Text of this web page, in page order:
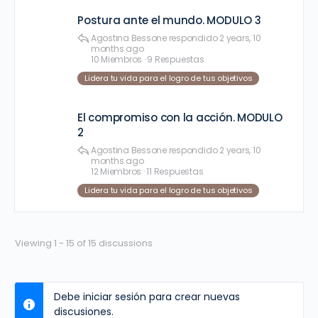
Postura ante el mundo. MODULO 3
Agostina Bessonerespondido2 years, 10
months ago
10 Miembros ·9 Respuestas
Lidera tu vida para el logro de tus objetivos
El compromiso con la acción. MODULO
2
Agostina Bessonerespondido2 years, 10
months ago
12 Miembros ·11 Respuestas
Lidera tu vida para el logro de tus objetivos
Viewing 1 - 15 of 15 discussions
Debe iniciar sesión para crear nuevas
discusiones.